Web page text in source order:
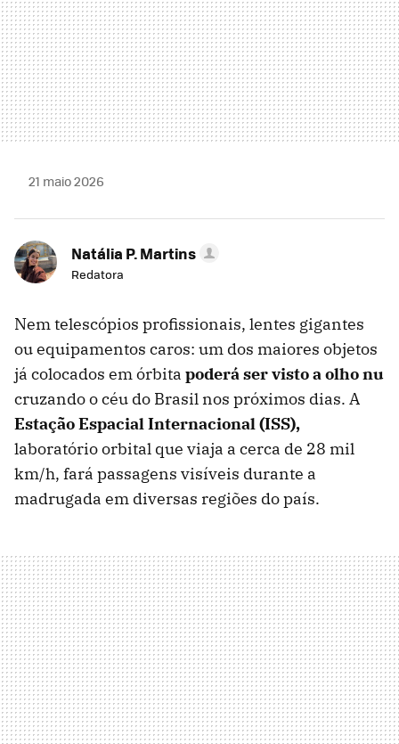
21 maio 2026
Natália P. Martins
Redatora
Nem telescópios profissionais, lentes gigantes
ou equipamentos caros: um dos maiores objetos
já colocados em órbita poderá ser visto a olho nu
cruzando o céu do Brasil nos próximos dias. A
Estação Espacial Internacional (ISS),
laboratório orbital que viaja a cerca de 28 mil
km/h, fará passagens visíveis durante a
madrugada em diversas regiões do país.